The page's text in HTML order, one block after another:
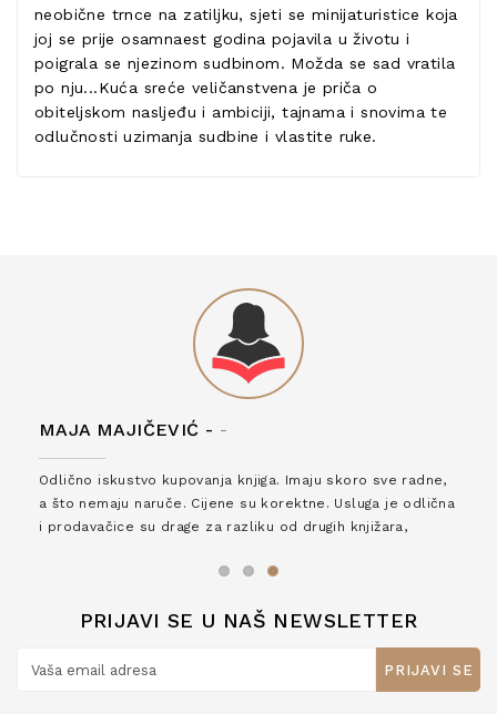
neobične trnce na zatiljku, sjeti se minijaturistice koja
joj se prije osamnaest godina pojavila u životu i
poigrala se njezinom sudbinom. Možda se sad vratila
po nju...Kuća sreće veličanstvena je priča o
obiteljskom nasljeđu i ambiciji, tajnama i snovima te
odlučnosti uzimanja sudbine i vlastite ruke.
MAJA MAJIČEVIĆ - -
Odlično iskustvo kupovanja knjiga. Imaju skoro sve radne,
a što nemaju naruče. Cijene su korektne. Usluga je odlična
i prodavačice su drage za razliku od drugih knjižara,
PRIJAVI SE U NAŠ NEWSLETTER
PRIJAVI SE